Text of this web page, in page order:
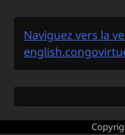
Naviguez vers la